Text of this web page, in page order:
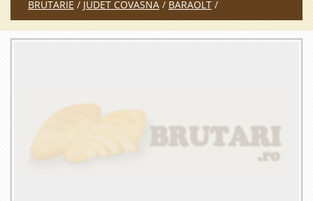
BRUTARIE / JUDET COVASNA / BARAOLT /